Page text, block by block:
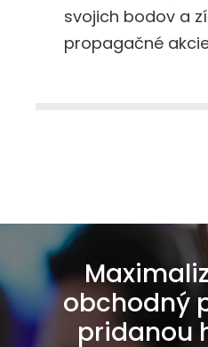
svojich bodov a
propagačné
obchodný
pridanou